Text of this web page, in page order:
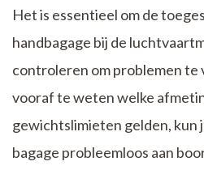
Het is essentieel om de
handbagage bij de
controleren om problemen te
vooraf te weten welke
gewichtslimieten gelden, kun
bagage probleemloos aan